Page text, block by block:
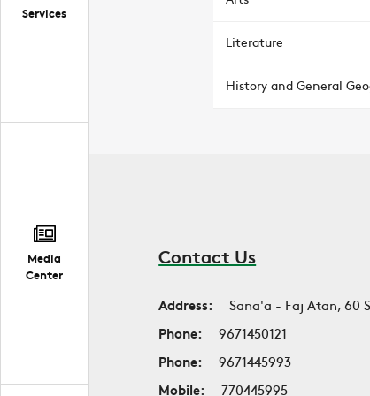
Services
Media
Center
Literature
History and General
Contact Us
Address:
Sana'a - Faj Atan, 60
Phone:
9671450121
Phone:
9671445993
Mobile:
770445995